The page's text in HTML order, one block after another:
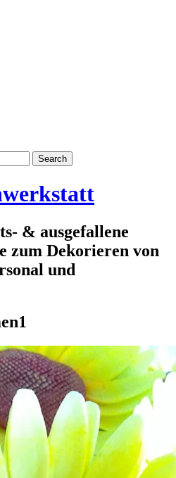
& ausgefallene
zum Dekorieren von
und